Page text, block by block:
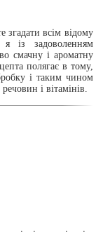
згадати всім відому
я із задоволенням
смачну і ароматну
полягає в тому,
і таким чином
і вітамінів.